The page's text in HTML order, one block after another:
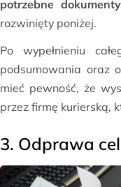
potrzebne
rozwinięty poniżej.
Po wypełnieniu
podsumowania oraz
mieć pewność, że
przez firmę kurierską,
3. Odprawa